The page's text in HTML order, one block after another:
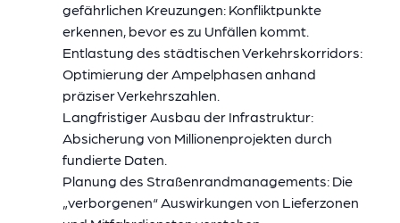
gefährlichen Kreuzungen: Konfliktpunkte
erkennen, bevor es zu Unfällen kommt.
Entlastung des städtischen Verkehrskorridors:
Optimierung der Ampelphasen anhand
präziser Verkehrszahlen.
Langfristiger Ausbau der Infrastruktur:
Absicherung von Millionenprojekten durch
fundierte Daten.
Planung des Straßenrandmanagements: Die
„verborgenen“ Auswirkungen von Lieferzonen